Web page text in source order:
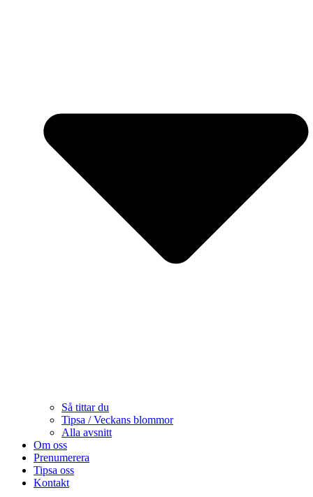
Så tittar du
Tipsa / Veckans blommor
Alla avsnitt
Om oss
Prenumerera
Tipsa oss
Kontakt